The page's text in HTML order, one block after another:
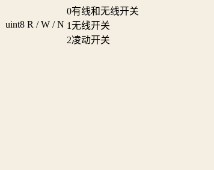
uint8 R / W / N
0有线和无线开关
1无线开关
2凌动开关